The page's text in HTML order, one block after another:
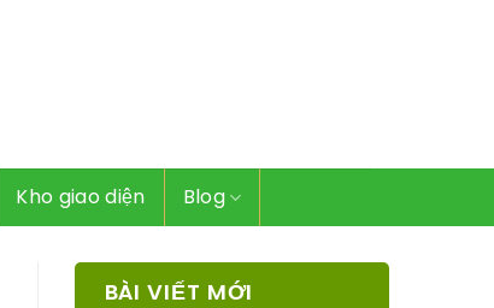
Kho giao diện Blog
BÀI VIẾT MỚI